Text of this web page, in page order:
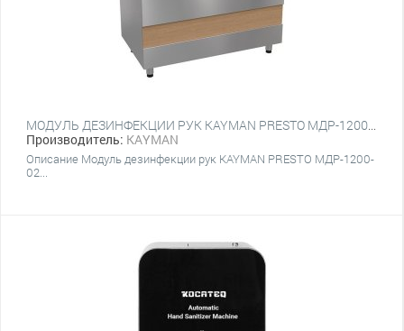
МОДУЛЬ ДЕЗИНФЕКЦИИ РУК KAYMAN PRESTO МДР-1200-02
Производитель: KAYMAN
Описание Модуль дезинфекции рук​ KAYMAN PRESTO МДР-1200-
02...